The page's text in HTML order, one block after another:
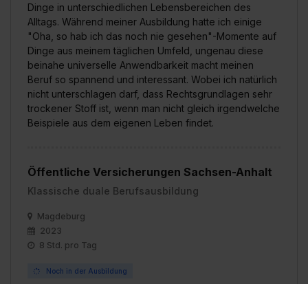
Dinge in unterschiedlichen Lebensbereichen des
Alltags. Während meiner Ausbildung hatte ich einige
"Oha, so hab ich das noch nie gesehen"-Momente auf
Dinge aus meinem täglichen Umfeld, ungenau diese
beinahe universelle Anwendbarkeit macht meinen
Beruf so spannend und interessant. Wobei ich natürlich
nicht unterschlagen darf, dass Rechtsgrundlagen sehr
trockener Stoff ist, wenn man nicht gleich irgendwelche
Beispiele aus dem eigenen Leben findet.
Öffentliche Versicherungen Sachsen-Anhalt
Klassische duale Berufsausbildung
Magdeburg
2023
8 Std. pro Tag
Noch in der Ausbildung